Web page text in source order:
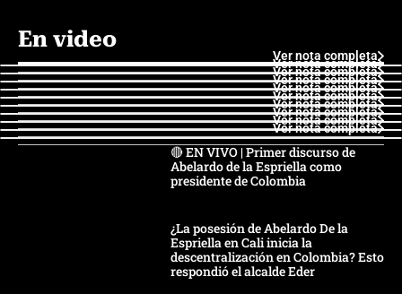
En video
Ver nota completa
Ver nota completa
Ver nota completa
Ver nota completa
Ver nota completa
Ver nota completa
Ver nota completa
Ver nota completa
Ver nota completa
Ver nota completa
🔴 EN VIVO | Primer discurso de
Abelardo de la Espriella como
presidente de Colombia
¿La posesión de Abelardo De la
Espriella en Cali inicia la
descentralización en Colombia? Esto
respondió el alcalde Eder